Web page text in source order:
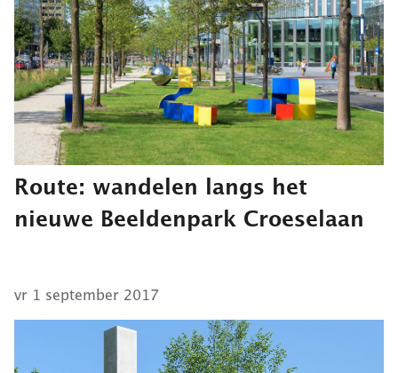
Route: wandelen langs het
nieuwe Beeldenpark Croeselaan
vr 1 september 2017